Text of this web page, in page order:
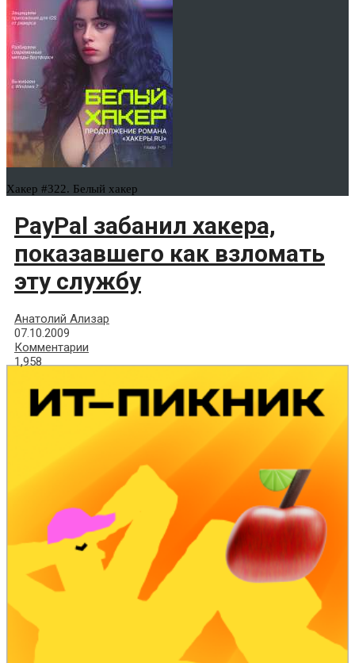
Хакер #322. Белый хакер
PayPal забанил хакера,
показавшего как взломать
эту службу
Анатолий Ализар
07.10.2009
Комментарии
1,958